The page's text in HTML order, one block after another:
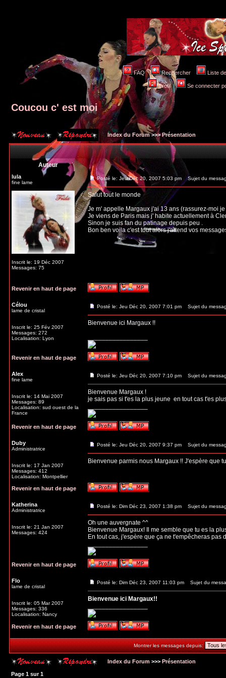
FAQ Rechercher Liste
Profil Se connecter
Coucou c' est moi
Index du Forum>>>Présentation
Auteur
lula
fine lame
Inscrit le: 19 Déc 2007
Messages: 75
Posté le: Jeu Déc 20, 2007 5:03 pm Sujet du
Salut tout le monde
Je m' appelle Margaux j'ai 13 ans (rassurez-moi
Je viens de Paris mais j' habite actuellement à
Sinon je suis fan du patinage depuis peu .
Bon ben voila c'est tout alors j'attend vos
Revenir en haut de page
Célou
lame de cristal
Inscrit le: 25 Fév 2007
Messages: 272
Localisation: Lyon
Posté le: Jeu Déc 20, 2007 7:01 pm Sujet du
Bienvenue ici Margaux !!
Revenir en haut de page
Alex
fine lame
Inscrit le: 14 Mai 2007
Messages: 89
Localisation: sud ouest de la
France
Posté le: Jeu Déc 20, 2007 7:10 pm Sujet du
Bienvenue Margaux !
je sais pas si t'es la plus jeune en tout cas t'es
Revenir en haut de page
Duby
Administratrice
Inscrit le: 17 Jan 2007
Messages: 412
Localisation: Montpellier
Posté le: Jeu Déc 20, 2007 9:37 pm Sujet du
Bienvenue parmis nous Margaux !! J'espère que
Revenir en haut de page
Katherina
Administratrice
Inscrit le: 21 Jan 2007
Messages: 424
Posté le: Dim Déc 23, 2007 1:38 pm Sujet du
Oh une auvergnate ^^
Bienvenue Margaux! Il me semble que tu es la
En tout cas, j'espère que ça ne t'empêcheras pas
Revenir en haut de page
Flo
lame de cristal
Inscrit le: 05 Mar 2007
Messages: 336
Localisation: Nancy
Posté le: Dim Déc 23, 2007 11:03 pm Sujet du
Bienvenue ici Margaux!!
Revenir en haut de page
Montrer les messages depuis:
Index du Forum >>> Présentation
Page 1 sur1